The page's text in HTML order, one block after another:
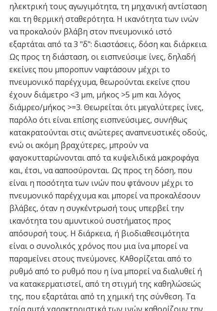
ηλεκτρική τους αγωγιμότητα, τη μηχανική αντίσταση
και τη θερμική σταθερότητα. Η ικανότητα των ινών
να προκαλούν βλάβη στον πνευμονικό ιστό
εξαρτάται από τα 3 "δ": διαστάσεις, δόση και διάρκεια.
Ως προς τη διάσταση, οι εισπνεύσιμε ίνες, δηλαδή
εκείνες που μποροπυν ναφτάσουν μέχρι το
πνευμονικό παρέγχυμα, θεωρούνται εκείνε ςπου
έχουν διάμετρο <3 μm, μήκος >5 μm και λόγος
διάμρεο/μήκος >=3. Θεωρείται ότι μεγαλύτερες ίνες,
παρ΄όλο ότι είναι επίσης εισπνεύσιμες, συνήθως
κατακρατούνται στις ανώτερες αναπνευστικές οδούς,
ενώ οι ακόμη βραχύτερες, μπρούν να
φαγοκυτταρώνονται από τα κυψελιδικά μακροφάγα
και, έτσι, να ααποσύρονται. Ως προς τη δόση, που
είναι η ποσότητα των ινών που φτάνουν μέχρι το
πνευμονικό παρέγχυμα και μπορεί να προκαλέσουν
βλάβες, όταν η συγκέντρωσή τους υπερβεί την
ικανότητα του αμυντικού συστήματος προς
απόσυρσή τους. Η διάρκεια, ή βιοδιαθεσιμότητα
είναι ο συνολικός χρόνος που μια ίνα μπορεί να
παραμείνει στους πνεύμονες. ΚΑθορίζεται από το
ρυθμό από το ρυθμό που η ίνα μπορεί να διαλυθεί ή
να κατακερματιστεί, από τη στιγμή της καθηλώσεώς
της, που εξαρτάται από τη χημική της σύνθεση. Τα